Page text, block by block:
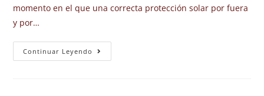
momento en el que una correcta protección solar por fuera
y por…
Continuar Leyendo